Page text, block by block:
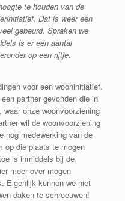
te houden van de
Dat is weer een
gebeurd. Spraken we
is er een aantal
op een rijtje:
voor een wooninitiatief.
partner gevonden die in
onze woonvoorziening
wil de woonvoorziening
nog medewerking van de
op die plaats te mogen
is inmiddels bij de
meer over mogen
Eigenlijk kunnen we niet
daken te schreeuwen!